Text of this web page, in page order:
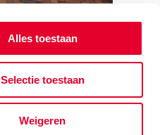
Alles toestaan
Selectie toestaan
Weigeren